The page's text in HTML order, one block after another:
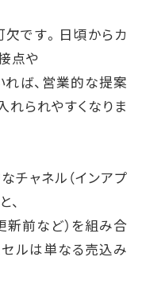
です。日頃からカ
点や
ば、営業的な提案
れられやすくなりま
チャネル（インアプ
、
新前など）を組み合
セルは単なる売込み